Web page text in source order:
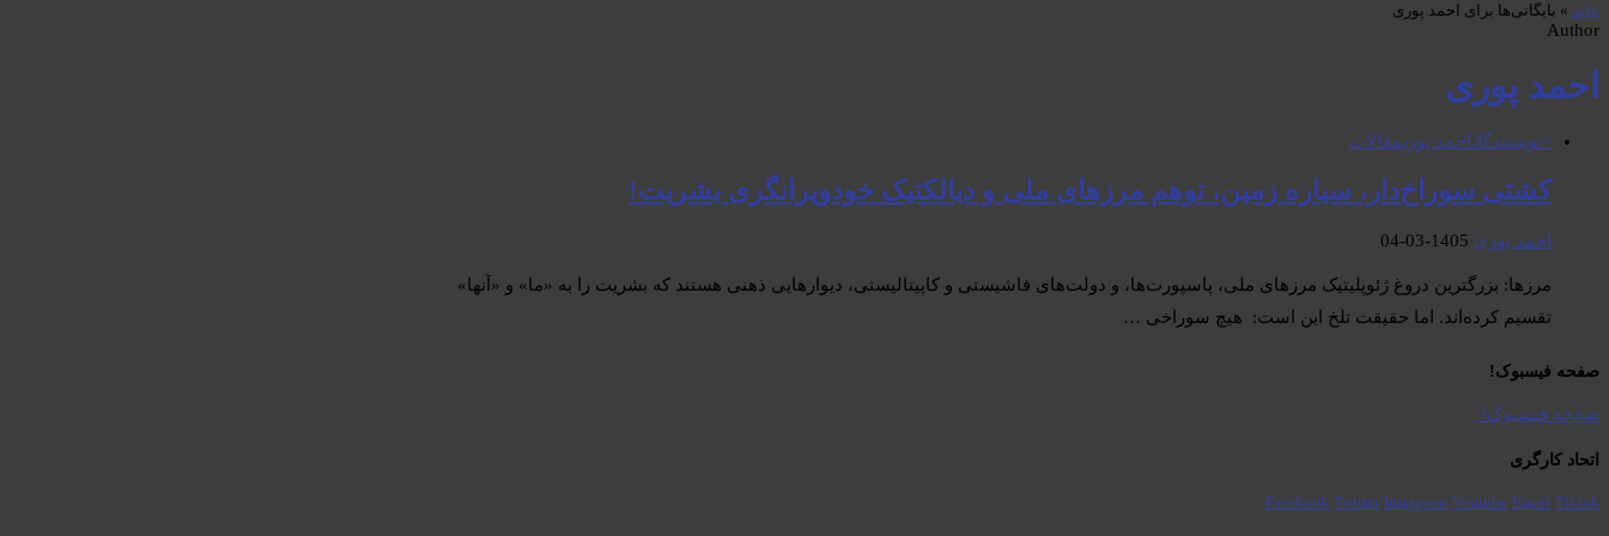
خانه » بایگانی‌ها برای احمد پوری
Author
احمد پوری
+نویسندگاناحمد پوریمقالات
کشتی سوراخ‌دار، سیاره زمین، توهم مرزهای ملی و دیالکتیک خودویرانگری بشریت!
احمد پوری 1405-03-04
مرزها: بزرگترین دروغ ژئوپلیتیک مرزهای ملی، پاسپورت‌ها، و دولت‌های فاشیستی و کاپیتالیستی، دیوارهایی ذهنی هستند که بشریت را به «ما» و «آنها»
تقسیم کرده‌اند. اما حقیقت تلخ این است: هیچ سوراخی …
صفحە فیسبوک! ​
صفحە فیسبوک! ​
اتحاد کارگری
Facebook Twitter Instagram Youtube Email Tiktok